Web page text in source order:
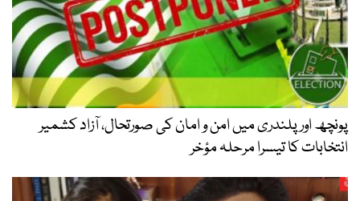
پونچھ اور پلندری میں امن و امان کی صورتحال، آزاد کشمیر
انتخابات کا تیسرا مرحلہ مؤخر